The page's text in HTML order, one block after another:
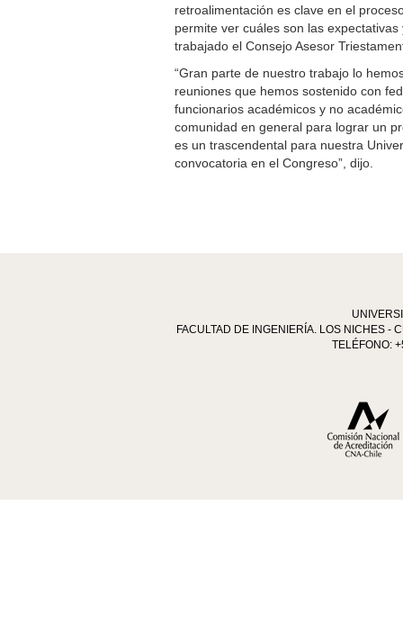
retroalimentación es clave en el
permite ver cuáles son las
trabajado el Consejo Asesor
“Gran parte de nuestro trabajo lo
reuniones que hemos sostenido con
funcionarios académicos y no
comunidad en general para lograr un
es un trascendental para nuestra
convocatoria en el Congreso”, dijo.
FACULTAD DE INGENIERÍA. LOS NICHES -
TELÉFONO: